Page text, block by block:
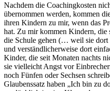
Nachdem die Coachingkosten
übernommen werden, kommen
ihren Kindern zu mir, wenn das
hat. Zu mir kommen Kindern, die
die Schule gehen (… weil sie dort
und verständlicherweise dort
Kinder, die seit Monaten nachts
sie vielleicht Angst vor
noch Fünfen oder Sechsen
Glaubenssatz haben „Ich bin zu